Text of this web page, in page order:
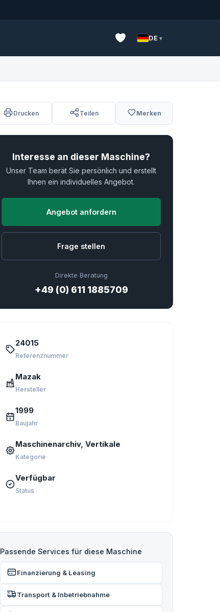
DE
Drucken Teilen Merken
Interesse an dieser Maschine?
Unser Team berät Sie persönlich und erstellt
Ihnen ein individuelles Angebot.
Angebot anfordern
Frage stellen
Direkte Beratung
+49 (0) 611 1885709
24015
Referenznummer
Mazak
Hersteller
1999
Baujahr
Maschinenarchiv, Vertikale
Kategorie
Verfügbar
Status
Passende Services für diese Maschine
Finanzierung & Leasing
Transport & Inbetriebnahme